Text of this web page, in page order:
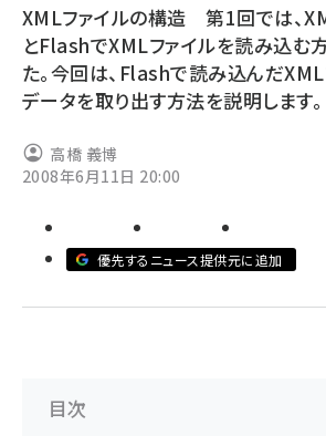
北海道をのんびり旅する晴山佳須
drupal (1984)
genai (1506)
abc123 (1382)
XMLファイルの構造 第1回では、
とFlashでXMLファイルを読み込む
た。今回は、Flashで読み込んだ
データを取り出す方法を説明します。
高橋 義博
2008年6月11日 20:00
優先するニュース提供元に追加
目次